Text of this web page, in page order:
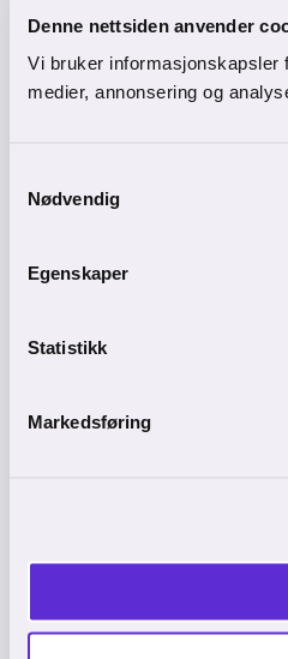
Denne nettsiden anvender
Vi bruker informasjonskapsler
medier, annonsering og
Nødvendig
Egenskaper
Statistikk
Markedsføring